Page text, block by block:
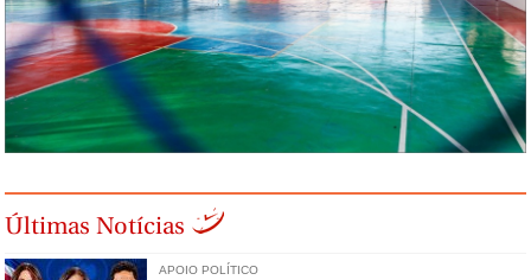
Últimas Notícias
APOIO POLÍTICO